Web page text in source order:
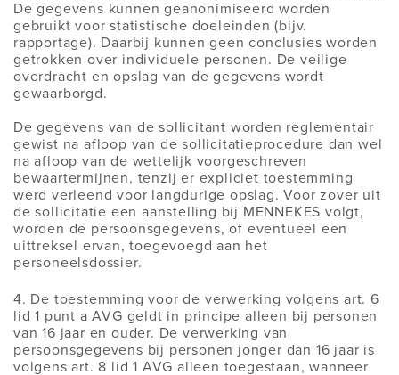
De gegevens kunnen geanonimiseerd worden
gebruikt voor statistische doeleinden (bijv.
rapportage). Daarbij kunnen geen conclusies worden
getrokken over individuele personen. De veilige
overdracht en opslag van de gegevens wordt
gewaarborgd.
De gegevens van de sollicitant worden reglementair
gewist na afloop van de sollicitatieprocedure dan wel
na afloop van de wettelijk voorgeschreven
bewaartermijnen, tenzij er expliciet toestemming
werd verleend voor langdurige opslag. Voor zover uit
de sollicitatie een aanstelling bij MENNEKES volgt,
worden de persoonsgegevens, of eventueel een
uittreksel ervan, toegevoegd aan het
personeelsdossier.
4. De toestemming voor de verwerking volgens art. 6
lid 1 punt a AVG geldt in principe alleen bij personen
van 16 jaar en ouder. De verwerking van
persoonsgegevens bij personen jonger dan 16 jaar is
volgens art. 8 lid 1 AVG alleen toegestaan, wanneer